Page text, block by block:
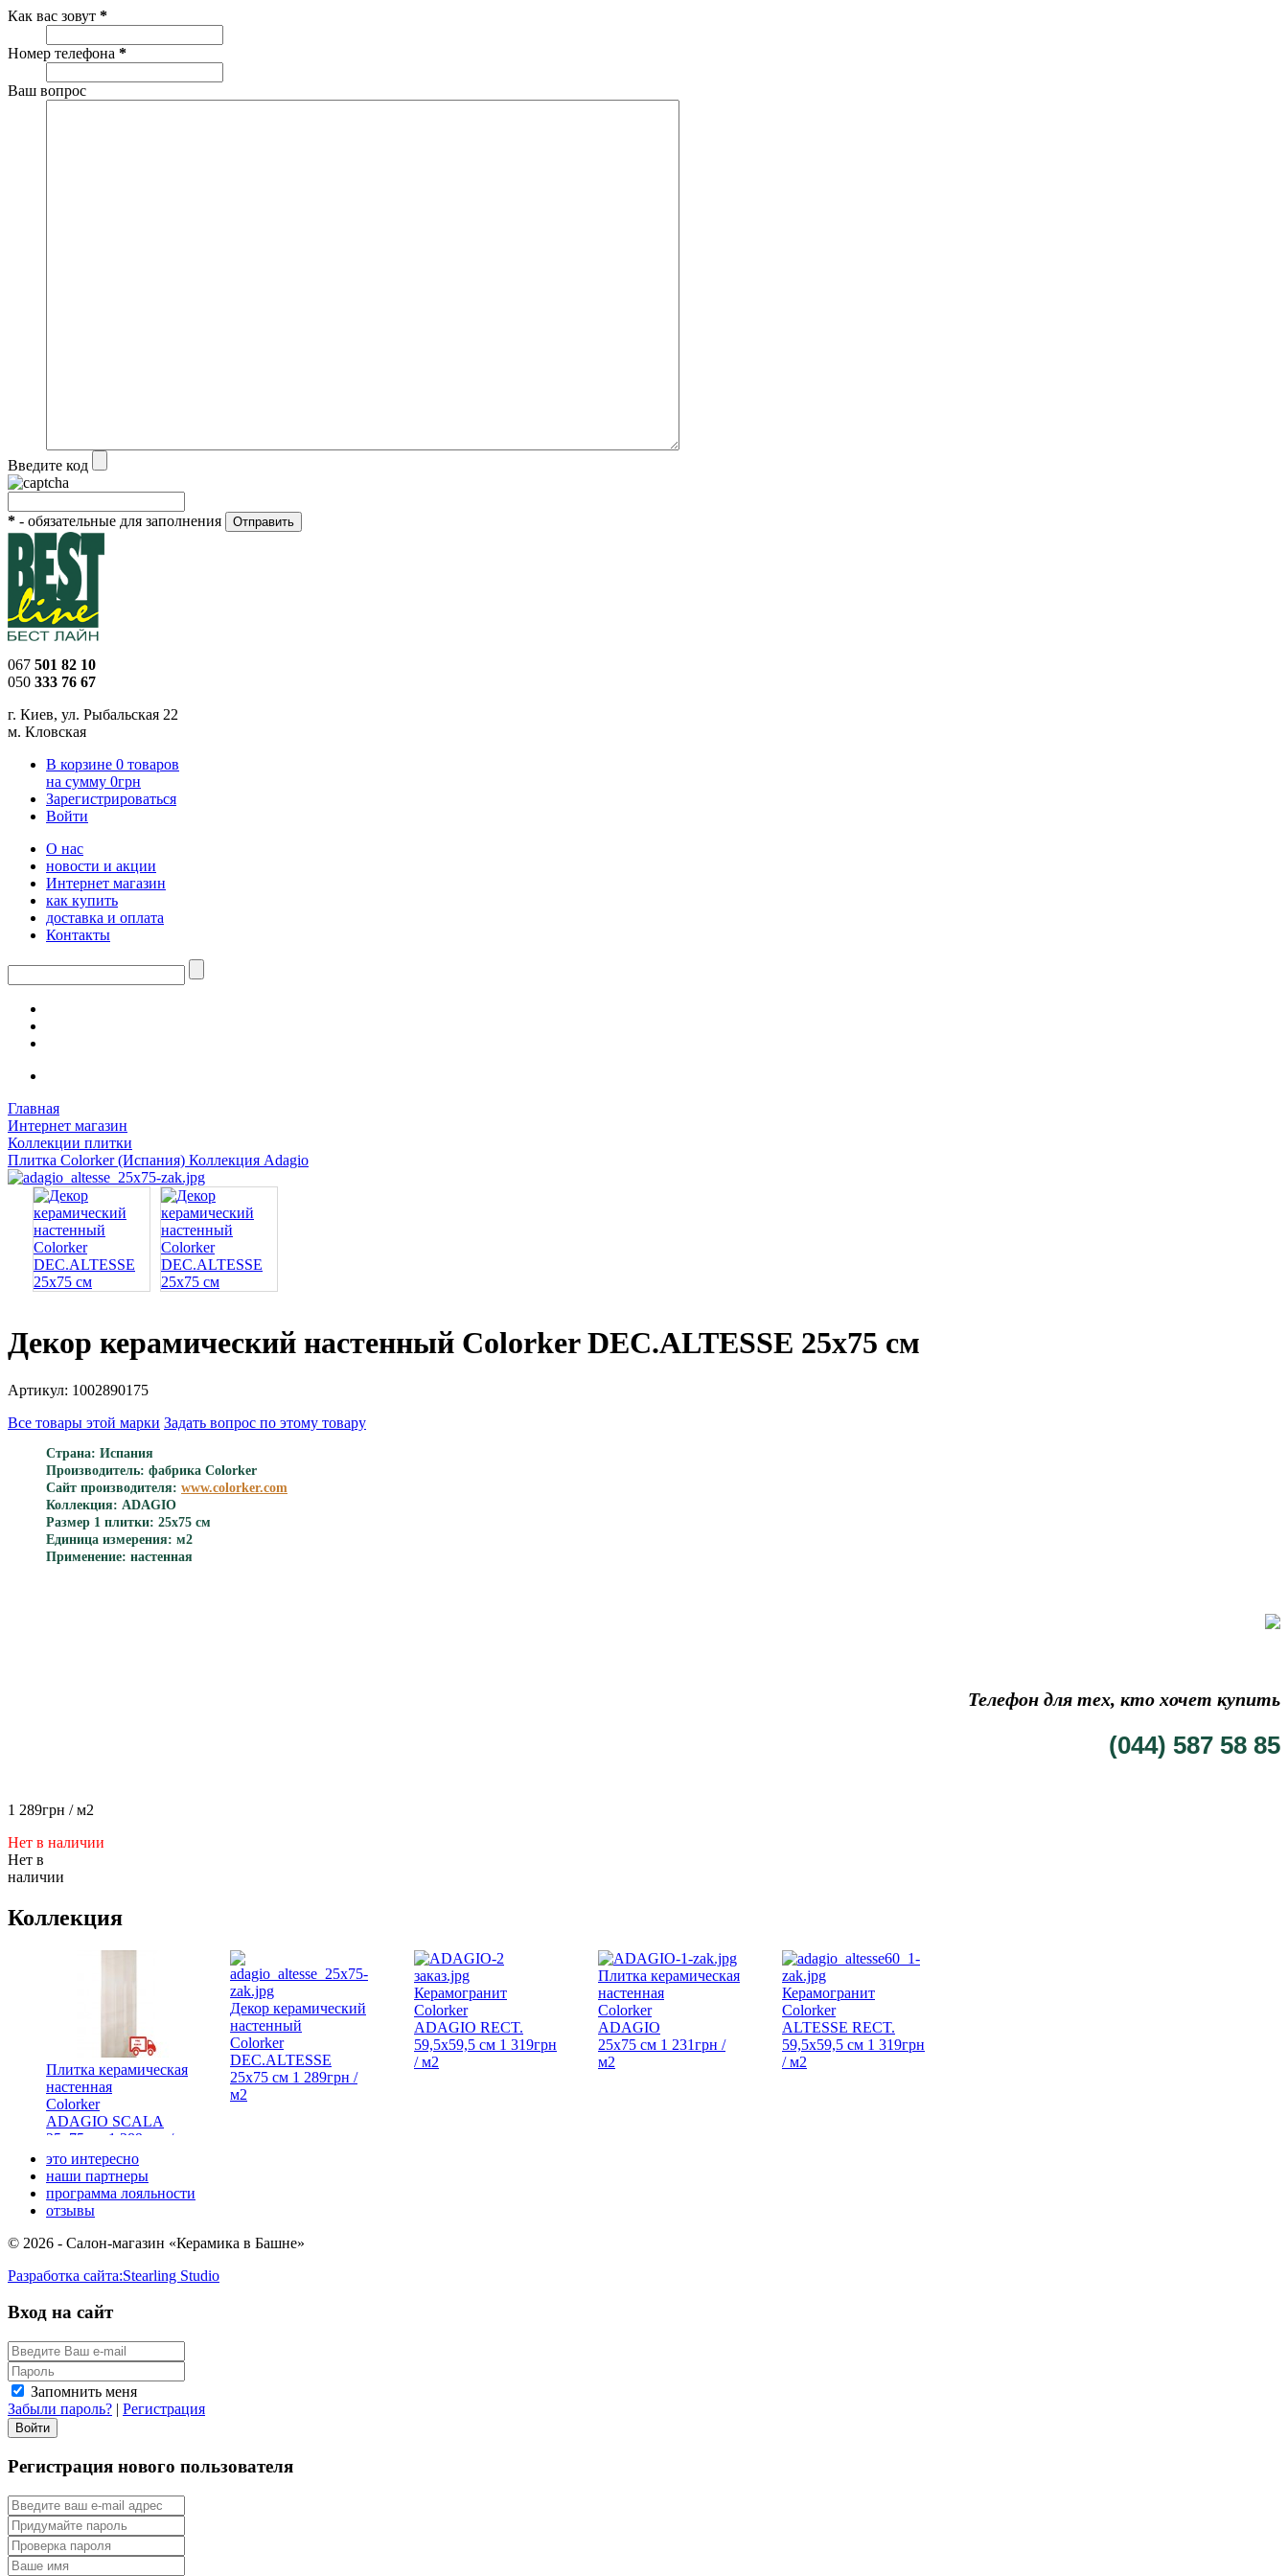
Как вас зовут *
Номер телефона *
Ваш вопрос
Введите код
* - обязательные для заполнения
067 501 82 10
050 333 76 67
г. Киев, ул. Рыбальская 22
м. Кловская
В корзине 0 товаров
на сумму 0грн
Зарегистрироваться
Войти
О нас
новости и акции
Интернет магазин
как купить
доставка и оплата
Контакты
Главная
Интернет магазин
Коллекции плитки
Плитка Colorker (Испания) Коллекция Adagio
Декор керамический настенный Colorker DEC.ALTESSE 25х75 см
Артикул: 1002890175
Все товары этой марки Задать вопрос по этому товару
Страна: Испания
Производитель: фабрика Colorker
Сайт производителя: www.colorker.com
Коллекция: ADAGIO
Размер 1 плитки: 25x75 см
Единица измерения: м2
Применение: настенная
Телефон для тех, кто хочет купить
(044) 587 58 85
1 289грн / м2
Нет в наличии
Нет в
наличии
Коллекция
Плитка керамическая
настенная
Colorker
ADAGIO SCALA
25х75 см
1 289
/
м2
Декор керамический
настенный
Colorker
DEC.ALTESSE
25х75 см 1 289грн /
м2
Керамогранит
Colorker
ADAGIO RECT.
59,5x59,5 см 1 319грн
/ м2
Плитка керамическая
настенная
Colorker
ADAGIO
25х75 см 1 231грн /
м2
Керамогранит
Colorker
ALTESSE RECT.
59,5x59,5 см 1 319грн
/ м2
это интересно
наши партнеры
программа лояльности
отзывы
© 2026 - Салон-магазин «Керамика в Башне»
Разработка сайта:Stearling Studio
Вход на сайт
Запомнить меня
Забыли пароль? | Регистрация
Регистрация нового пользователя